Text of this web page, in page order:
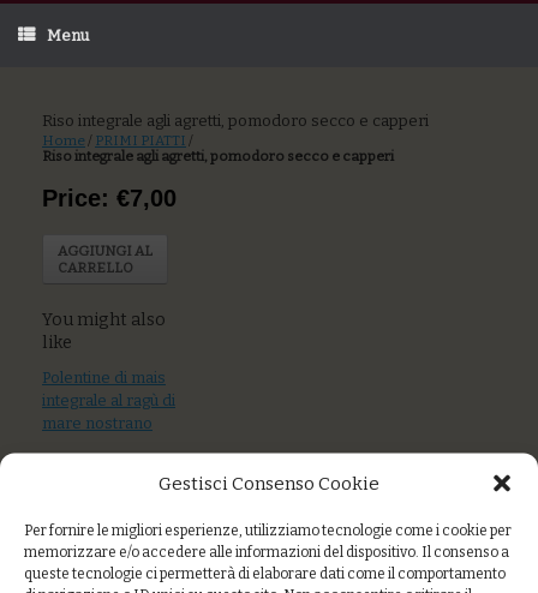
Gestisci Consenso Cookie
Per fornire le migliori esperienze, utilizziamo tecnologie come i cookie per
memorizzare e/o accedere alle informazioni del dispositivo. Il consenso a
queste tecnologie ci permetterà di elaborare dati come il comportamento
Menu
Riso integrale agli agretti, pomodoro secco e capperi
Home / PRIMI PIATTI /
Riso integrale agli agretti, pomodoro secco e capperi
Price: €7,00
AGGIUNGI AL
CARRELLO
You might also
like
Polentine di mais
integrale al ragù di
mare nostrano
rucola e mandorle
Farro monococco
con crema di
peperoni e filetti di